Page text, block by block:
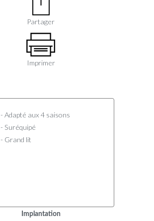
Partager
Imprimer
- Adapté aux 4 saisons
- Suréquipé
- Grand lit
Implantation